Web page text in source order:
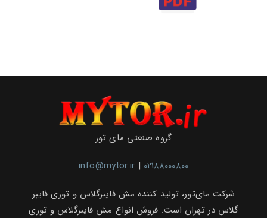
گروه صنعتی مای تور
info@mytor.ir | 02188000800
شرکت مای‌تور، تولید کننده مش فایبرگلاس و توری فایبر
گلاس در تهران است. فروش انواع مش فایبرگلاس و توری